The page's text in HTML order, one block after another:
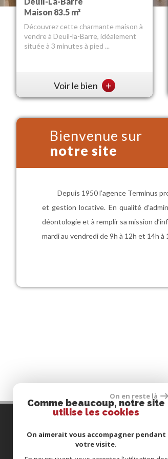
Maison 83.5 m²
Découvrez cette charmante maison à
vendre à Deuil-la-Barre, idéalement
située à 3 minutes à pied ...
Voir le bien +
Maison 146 m²
ENGHIEN LES BAINS. Belle Meulière
de 7 pièces offrant en rez-de-
chaussée, entrée, 2 chambres, sal...
Voir le bien +
Bienvenue sur
notre site
Depuis 1950 l’agence Terminus
et gestion locative. En qualité
déontologie et à remplir sa mission
mardi au vendredi de 9h à 12h et 14h à
01 34 12 88 47
E-MAIL :info@agenceterminus.com
On en reste là
Comme beaucoup, notre site
utilise les cookies
On aimerait vous accompagner pendant
votre visite.